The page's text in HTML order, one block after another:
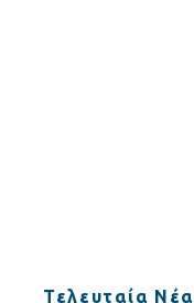
Τελευταία Νέα